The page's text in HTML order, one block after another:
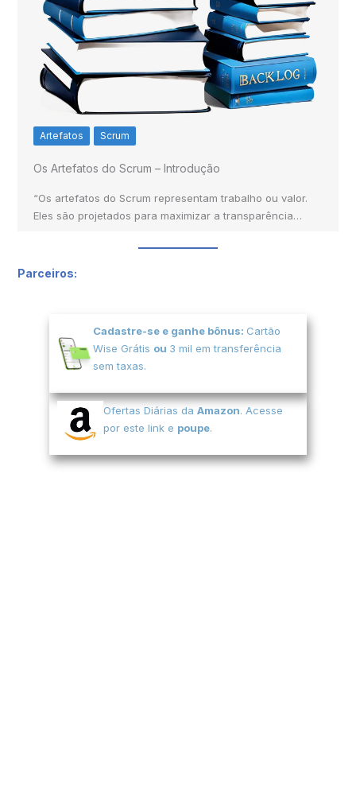
Artefatos Scrum
Os Artefatos do Scrum – Introdução
“Os artefatos do Scrum representam trabalho ou valor.
Eles são projetados para maximizar a transparência…
Parceiros:
Cadastre-se e ganhe bônus: Cartão
Wise Grátis ou 3 mil em transferência
sem taxas.
Ofertas Diárias da Amazon. Acesse
por este link e poupe.